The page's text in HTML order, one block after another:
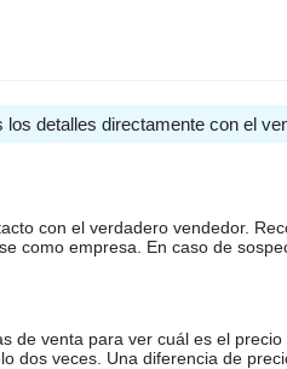
detalles directamente con el
con el verdadero vendedor.
como empresa. En caso de
de venta para ver cuál es el
dos veces. Una diferencia de